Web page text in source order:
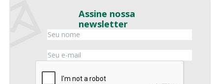
Assine nossa
newsletter